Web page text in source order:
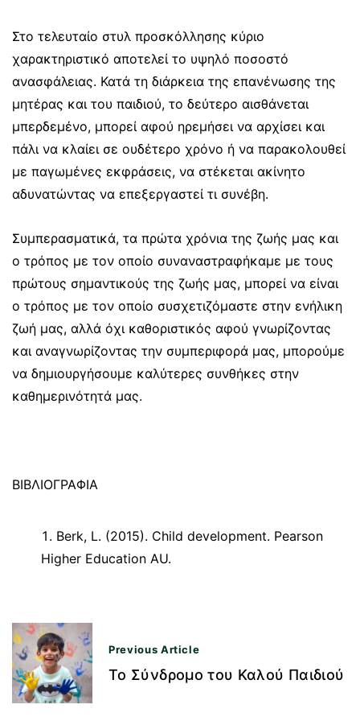
Στο τελευταίο στυλ προσκόλλησης κύριο
χαρακτηριστικό αποτελεί το υψηλό ποσοστό
ανασφάλειας. Κατά τη διάρκεια της επανένωσης της
μητέρας και του παιδιού, το δεύτερο αισθάνεται
μπερδεμένο, μπορεί αφού ηρεμήσει να αρχίσει και
πάλι να κλαίει σε ουδέτερο χρόνο ή να παρακολουθεί
με παγωμένες εκφράσεις, να στέκεται ακίνητο
αδυνατώντας να επεξεργαστεί τι συνέβη.
Συμπερασματικά, τα πρώτα χρόνια της ζωής μας και
ο τρόπος με τον οποίο συναναστραφήκαμε με τους
πρώτους σημαντικούς της ζωής μας, μπορεί να είναι
ο τρόπος με τον οποίο συσχετιζόμαστε στην ενήλικη
ζωή μας, αλλά όχι καθοριστικός αφού γνωρίζοντας
και αναγνωρίζοντας την συμπεριφορά μας, μπορούμε
να δημιουργήσουμε καλύτερες συνθήκες στην
καθημερινότητά μας.
ΒΙΒΛΙΟΓΡΑΦΙΑ
Berk, L. (2015). Child development. Pearson
Higher Education AU.
Π
λ
ο
Previous Article
Το Σύνδρομο του Καλού Παιδιού